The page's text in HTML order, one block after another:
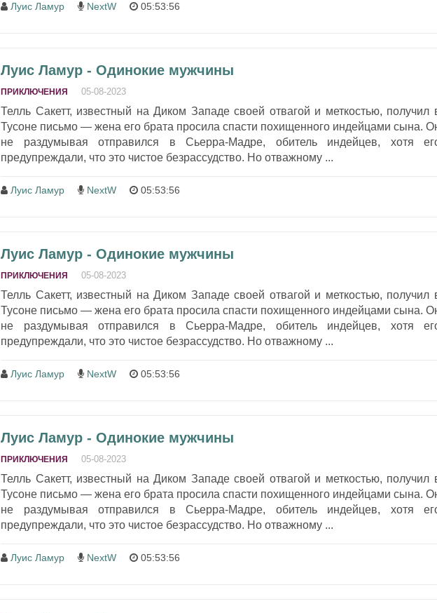
Луис Ламур NextW 05:53:56
Луис Ламур - Одинокие мужчины
ПРИКЛЮЧЕНИЯ 05-08-2023
Телль Сакетт, известный на Диком Западе своей отвагой и меткостью, получил
Тусоне письмо — жена его брата просила спасти похищенного индейцами сына.
не раздумывая отправился в Сьерра-Мадре, обитель индейцев, хотя
предупреждали, что это чистое безрассудство. Но отважному ...
Луис Ламур NextW 05:53:56
Луис Ламур - Одинокие мужчины
ПРИКЛЮЧЕНИЯ 05-08-2023
Телль Сакетт, известный на Диком Западе своей отвагой и меткостью, получил
Тусоне письмо — жена его брата просила спасти похищенного индейцами сына.
не раздумывая отправился в Сьерра-Мадре, обитель индейцев, хотя
предупреждали, что это чистое безрассудство. Но отважному ...
Луис Ламур NextW 05:53:56
Луис Ламур - Одинокие мужчины
ПРИКЛЮЧЕНИЯ 05-08-2023
Телль Сакетт, известный на Диком Западе своей отвагой и меткостью, получил
Тусоне письмо — жена его брата просила спасти похищенного индейцами сына.
не раздумывая отправился в Сьерра-Мадре, обитель индейцев, хотя
предупреждали, что это чистое безрассудство. Но отважному ...
Луис Ламур NextW 05:53:56